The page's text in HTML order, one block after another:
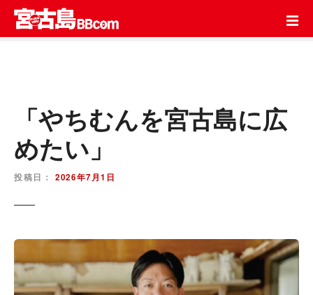
テ
「やちむんを宮古島に広
めたい」
投稿日： 2026年7月1日